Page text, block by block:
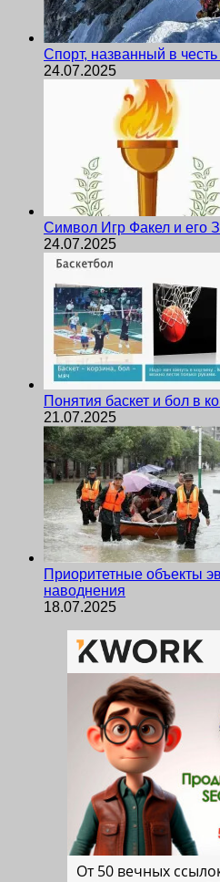
Спорт, названный в
24.07.2025
Символ Игр Факел и его
24.07.2025
Понятия баскет и бол в
21.07.2025
Приоритетные объекты
наводнения
18.07.2025